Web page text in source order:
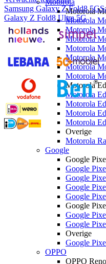
Motorola
Motorola
Motorola
Motorola
Motorola
Motorola
Motorola
Motorola
Motorola
Motorola
Motorola
Motorola
Motorola
Motorola
Overige
Motorola
Google
Google
Google
Google
Google
Google
Google
Google
Google
Overige
Google
OPPO
OPPO Reno
Samsung Galaxy Z Fold8 5G
Galaxy Z Fold8 Ultra 5G